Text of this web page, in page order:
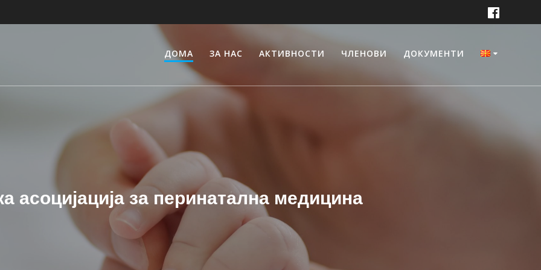
ДОМА ЗА НАС АКТИВНОСТИ ЧЛЕНОВИ ДОКУМЕНТИ
асоцијација за перинатална медицина